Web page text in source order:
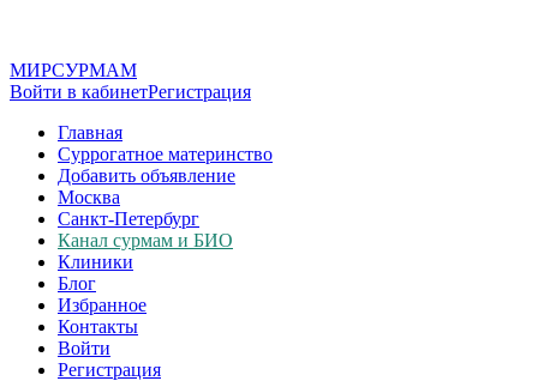
МИРСУРМАМ
Войти в кабинетРегистрация
Главная
Суррогатное материнство
Добавить объявление
Москва
Санкт-Петербург
Канал сурмам и БИО
Клиники
Блог
Избранное
Контакты
Войти
Регистрация